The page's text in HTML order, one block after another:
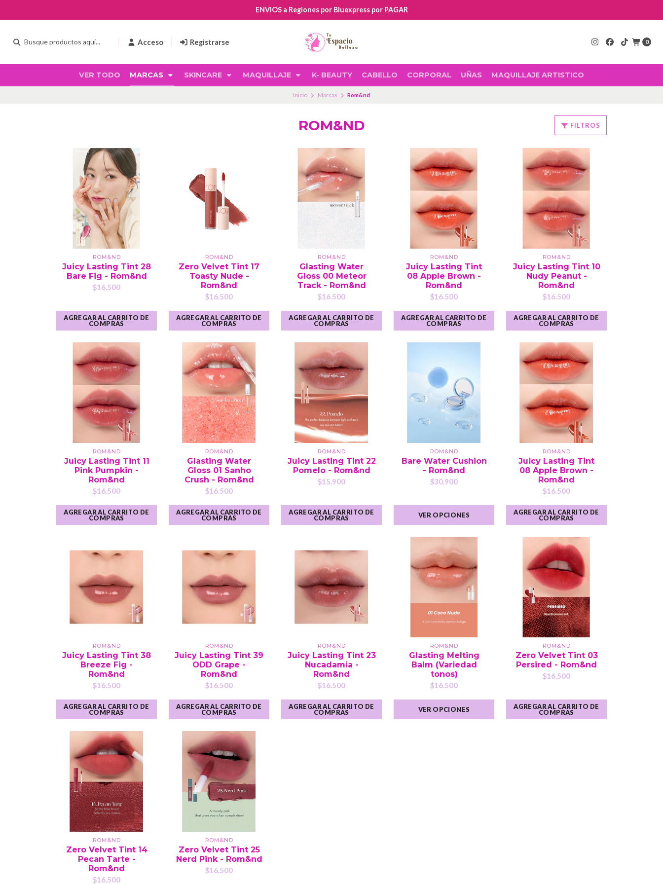
Acceso Registrarse 0
VER TODO MARCAS SKINCARE MAQUILLAJE K- BEAUTY CABELLO CORPORAL UÑAS MAQUILLAJE ARTISTICO
ENVIOS a Regiones por Bluexpress por PAGAR
Inicio Marcas Rom&nd
ROM&ND FILTROS
ROM&ND
Juicy Lasting Tint 28
Bare Fig - Rom&nd
$16.500
AGREGAR AL CARRITO DE
COMPRAS
ROM&ND
Zero Velvet Tint 17
Toasty Nude -
Rom&nd
$16.500
AGREGAR AL CARRITO DE
COMPRAS
ROM&ND
Glasting Water
Gloss 00 Meteor
Track - Rom&nd
$16.500
AGREGAR AL CARRITO DE
COMPRAS
ROM&ND
Juicy Lasting Tint
08 Apple Brown -
Rom&nd
$16.500
AGREGAR AL CARRITO DE
COMPRAS
ROM&ND
Juicy Lasting Tint 10
Nudy Peanut -
Rom&nd
$16.500
AGREGAR AL CARRITO DE
COMPRAS
ROM&ND
Juicy Lasting Tint 11
Pink Pumpkin -
Rom&nd
$16.500
AGREGAR AL CARRITO DE
COMPRAS
ROM&ND
Glasting Water
Gloss 01 Sanho
Crush - Rom&nd
$16.500
AGREGAR AL CARRITO DE
COMPRAS
ROM&ND
Juicy Lasting Tint 22
Pomelo - Rom&nd
$15.900
AGREGAR AL CARRITO DE
COMPRAS
ROM&ND
Bare Water Cushion
- Rom&nd
$30.900
VER OPCIONES
ROM&ND
Juicy Lasting Tint
08 Apple Brown -
Rom&nd
$16.500
AGREGAR AL CARRITO DE
COMPRAS
ROM&ND
Juicy Lasting Tint 38
Breeze Fig -
Rom&nd
$16.500
AGREGAR AL CARRITO DE
COMPRAS
ROM&ND
Juicy Lasting Tint 39
ODD Grape -
Rom&nd
$16.500
AGREGAR AL CARRITO DE
COMPRAS
ROM&ND
Juicy Lasting Tint 23
Nucadamia -
Rom&nd
$16.500
AGREGAR AL CARRITO DE
COMPRAS
ROM&ND
Glasting Melting
Balm (Variedad
tonos)
$16.500
VER OPCIONES
ROM&ND
Zero Velvet Tint 03
Persired - Rom&nd
$16.500
AGREGAR AL CARRITO DE
COMPRAS
ROM&ND
Zero Velvet Tint 14
Pecan Tarte -
Rom&nd
$16.500
ROM&ND
Zero Velvet Tint 25
Nerd Pink - Rom&nd
$16.500